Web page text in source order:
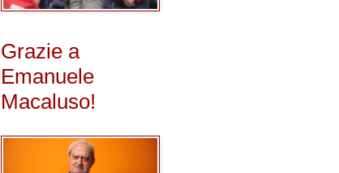
Grazie a
Emanuele
Macaluso!